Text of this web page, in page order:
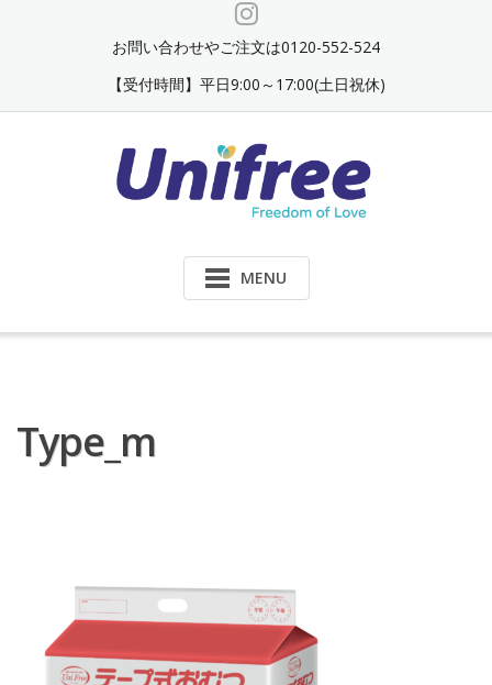
お問い合わせやご注文は0120-552-524
【受付時間】平日9:00～17:00(土日祝休)
MENU
Type_m